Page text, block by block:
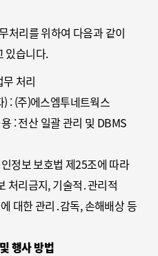
관
시, 개시․종료시간, 상대방
수, 발신기지국 위치추적자료
로그기록자료, 접속지
처리를 위하여 다음과 같이
있습니다.
처리
: (주)에스엠투네트웍스
: 전산 일괄 관리 및 DBMS
정보 보호법 제25조에 따라
처리금지, 기술적․관리적
대한 관리․감독, 손해배상 등
를 감독하고 있습니다.
행사 방법